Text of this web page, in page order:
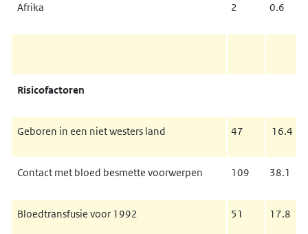
Afrika 2 0.6
Risicofactoren
Geboren in een niet westers land 47 16.4
Contact met bloed besmette voorwerpen 109 38.1
Bloedtransfusie voor 1992 51 17.8